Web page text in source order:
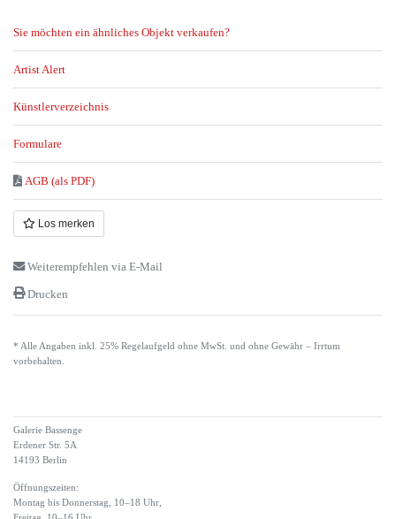
Sie möchten ein ähnliches Objekt verkaufen?
Artist Alert
Künstlerverzeichnis
Formulare
AGB (als PDF)
Los merken
Weiterempfehlen via E-Mail
Drucken
* Alle Angaben inkl. 25% Regelaufgeld ohne MwSt. und ohne Gewähr – Irrtum
vorbehalten.
Galerie Bassenge
Erdener Str. 5A
14193 Berlin
Öffnungszeiten:
Montag bis Donnerstag, 10–18 Uhr,